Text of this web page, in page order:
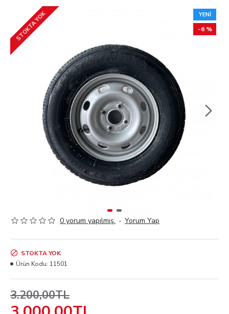
YENI
-6 %
STOKTA YOK
0 yorum yapılmış. - Yorum Yap
3.200,00TL
STOKTA YOK
Ürün Kodu: 11501